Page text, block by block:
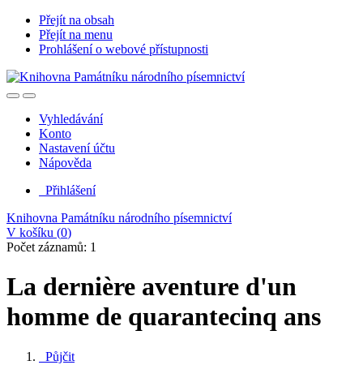
Přejít na obsah
Přejít na menu
Prohlášení o webové přístupnosti
Vyhledávání
Konto
Nastavení účtu
Nápověda
Přihlášení
Knihovna Památníku národního písemnictví
V košíku (0)
Počet záznamů: 1
La dernière aventure d'un
homme de quarantecinq ans
Půjčit